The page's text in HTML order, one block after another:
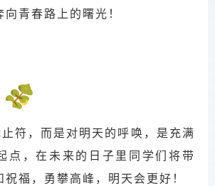
青春路上的曙光！
，而是对明天的呼唤，是充满
点，在未来的日子里同学们将带
福，勇攀高峰，明天会更好！